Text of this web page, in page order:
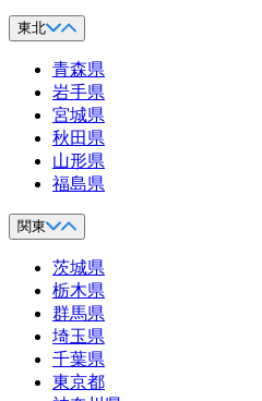
東北
青森県
岩手県
宮城県
秋田県
山形県
福島県
関東
茨城県
栃木県
群馬県
埼玉県
千葉県
東京都